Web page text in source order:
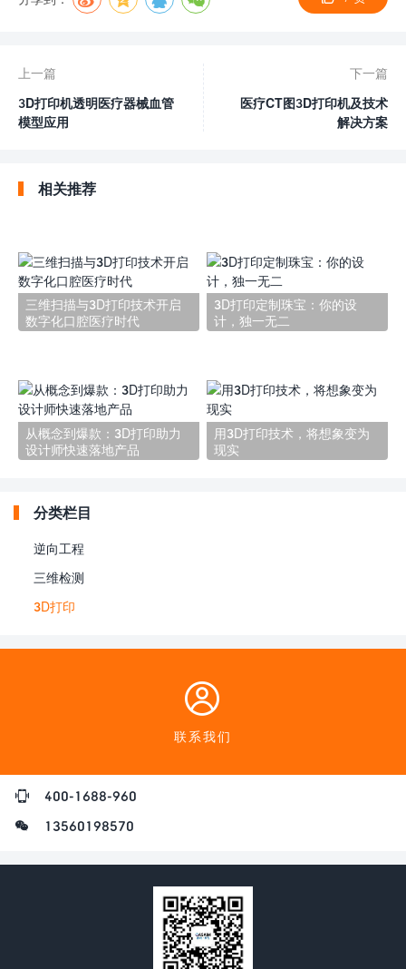
上一篇
3D打印机透明医疗器械血管
模型应用
下一篇
医疗CT图3D打印机及技术
解决方案
相关推荐
‌三维扫描与3D打印技术开启
数字化口腔医疗时代
3D打印定制珠宝：你的设
计，独一无二
从概念到爆款：3D打印助力
设计师快速落地产品
用3D打印技术，将想象变为
现实
分类栏目
逆向工程
三维检测
3D打印
联系我们
400-1688-960
13560198570